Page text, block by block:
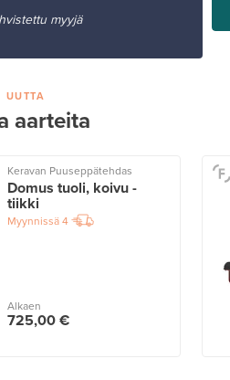
myyjä
UUTTA
aarteita
Keravan Puuseppätehdas
Domus tuoli, koivu -
tiikki
Myynnissä4
Alkaen
725,00 €